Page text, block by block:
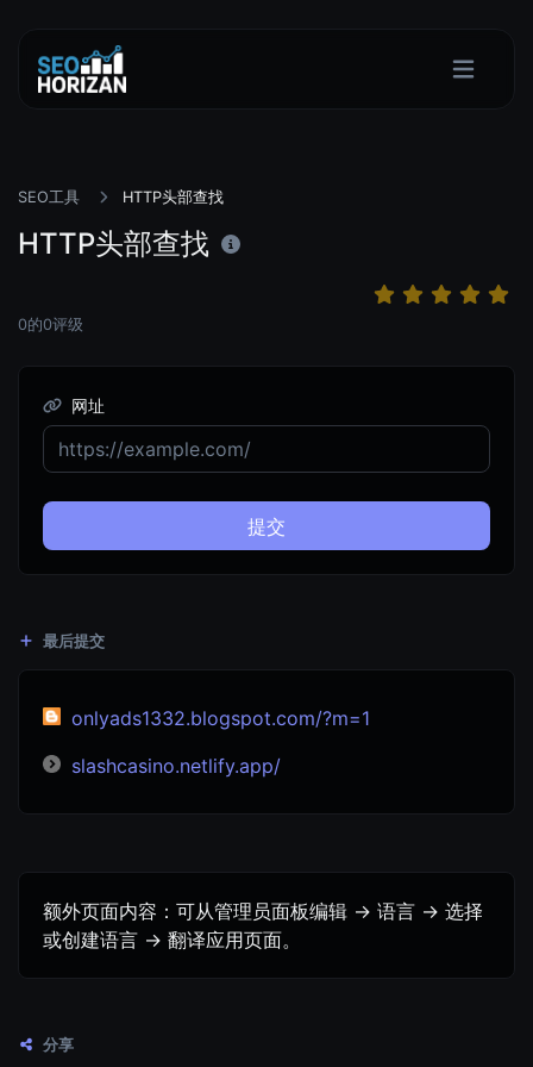
SEO工具 HTTP头部查找
HTTP头部查找
0的0评级
网址
提交
最后提交
onlyads1332.blogspot.com/?m=1
slashcasino.netlify.app/
额外页面内容：可从管理员面板编辑 -> 语言 -> 选择
或创建语言 -> 翻译应用页面。
分享